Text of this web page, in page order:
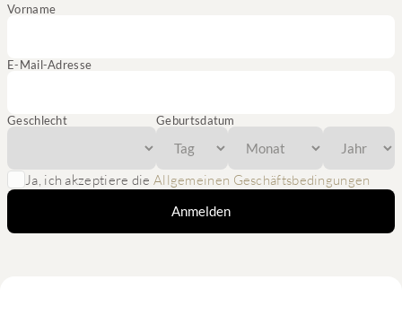
Vorname
E-Mail-Adresse
Geschlecht Geburtsdatum
Ja, ich akzeptiere die Allgemeinen Geschäftsbedingungen
Anmelden